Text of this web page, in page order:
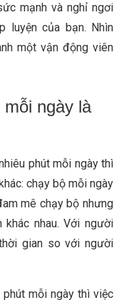
mạnh và nghỉ ngơi
luyện của bạn. Nhìn
một vận động viên
ngày là
phút mỗi ngày thì
chạy bộ mỗi ngày
mê chạy bộ nhưng
nhau. Với người
gian so với người
mỗi ngày thì việc